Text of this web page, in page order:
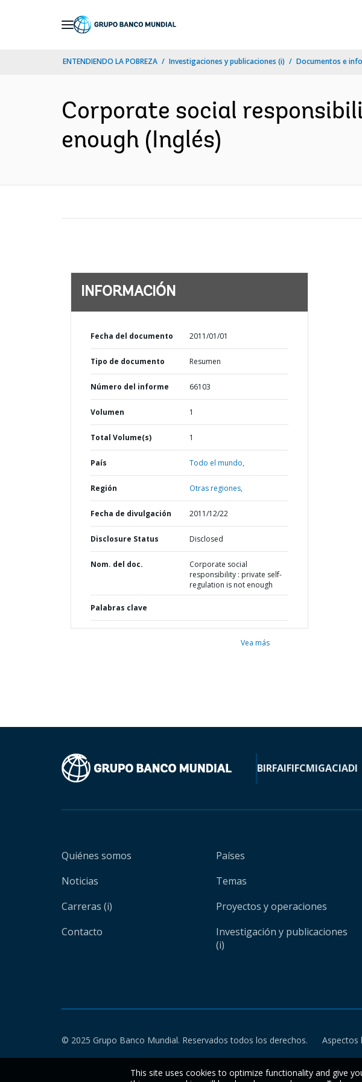
ENTENDIENDO LA POBREZA Investigaciones y publicaciones (i) Documentos e
Corporate social
enough (Inglés)
INFORMACIÓN
Fecha del documento 2011/01/01
Tipo de documento Resumen
Número del informe 66103
Volumen 1
Total Volume(s) 1
País Todo el mundo,
Región Otras regiones,
Fecha de divulgación 2011/12/22
Disclosure Status Disclosed
Nom. del doc.
Corporate social
responsibility : private self-
regulation is not enough
Palabras clave
Vea más
BIRFAIFIFCMIGACIADI
Quiénes somos
Noticias
Carreras (i)
Contacto
Países
Temas
Proyectos y operaciones
Investigación y publicaciones
(i)
© 2025 Grupo Banco Mundial. Reservados todos los derechos. Aspectos
This site uses cookies to optimize functionality and give